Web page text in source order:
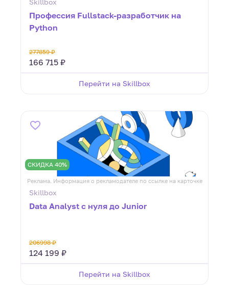
Skillbox
Профессия Fullstack-разработчик на
Python
277859 ₽
166 715 ₽
Перейти на Skillbox
СКИДКА 40%
Реклама. Информация о рекламодателе по ссылке на карточке
Skillbox
Data Analyst с нуля до Junior
206998 ₽
124 199 ₽
Перейти на Skillbox